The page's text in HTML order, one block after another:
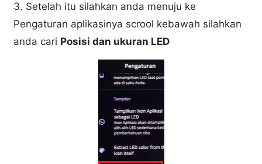
3. Setelah itu silahkan anda menuju ke
Pengaturan aplikasinya scrool kebawah silahkan
anda cari Posisi dan ukuran LED